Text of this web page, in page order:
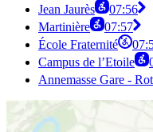
Jean Jaurès
07:56
Martinière
07:57
École Fraternité
Campus de l’Etoile
Annemasse Gare -